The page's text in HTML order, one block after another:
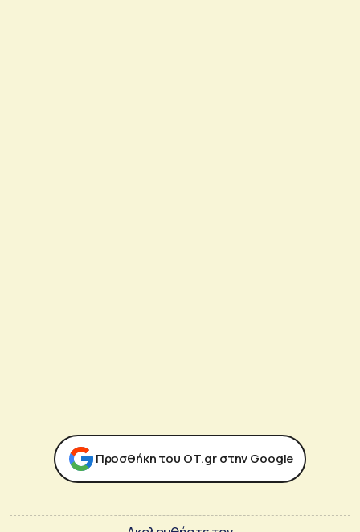
Προσθήκη του ΟΤ.gr στην Google